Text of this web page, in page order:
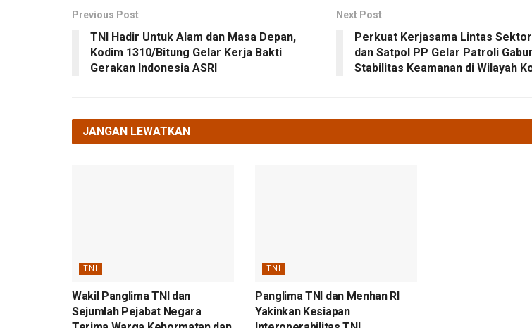
Previous Post
TNI Hadir Untuk Alam dan Masa Depan,
Kodim 1310/Bitung Gelar Kerja Bakti
Gerakan Indonesia ASRI
Next Post
Perkuat Kerjasama Lintas
dan Satpol PP Gelar Patroli
Stabilitas Keamanan di Wilayah
JANGAN LEWATKAN
TNI
Wakil Panglima TNI dan
Sejumlah Pejabat Negara
TNI
Panglima TNI dan Menhan RI
Yakinkan Kesiapan